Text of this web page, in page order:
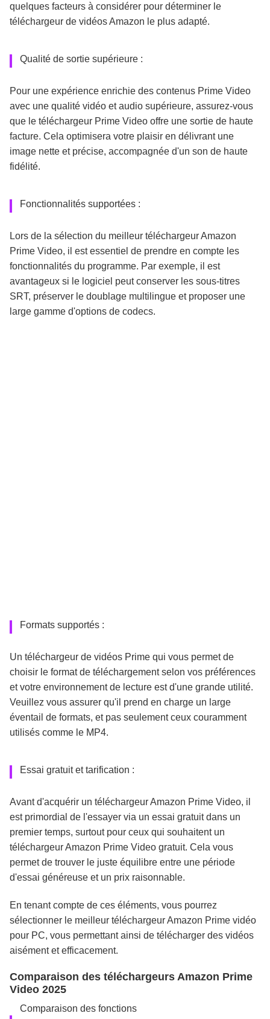
quelques facteurs à considérer pour déterminer le
téléchargeur de vidéos Amazon le plus adapté.
Qualité de sortie supérieure :
Pour une expérience enrichie des contenus Prime Video
avec une qualité vidéo et audio supérieure, assurez-vous
que le téléchargeur Prime Video offre une sortie de haute
facture. Cela optimisera votre plaisir en délivrant une
image nette et précise, accompagnée d'un son de haute
fidélité.
Fonctionnalités supportées :
Lors de la sélection du meilleur téléchargeur Amazon
Prime Video, il est essentiel de prendre en compte les
fonctionnalités du programme. Par exemple, il est
avantageux si le logiciel peut conserver les sous-titres
SRT, préserver le doublage multilingue et proposer une
large gamme d'options de codecs.
Formats supportés :
Un téléchargeur de vidéos Prime qui vous permet de
choisir le format de téléchargement selon vos préférences
et votre environnement de lecture est d'une grande utilité.
Veuillez vous assurer qu'il prend en charge un large
éventail de formats, et pas seulement ceux couramment
utilisés comme le MP4.
Essai gratuit et tarification :
Avant d'acquérir un téléchargeur Amazon Prime Video, il
est primordial de l'essayer via un essai gratuit dans un
premier temps, surtout pour ceux qui souhaitent un
téléchargeur Amazon Prime Video gratuit. Cela vous
permet de trouver le juste équilibre entre une période
d'essai généreuse et un prix raisonnable.
En tenant compte de ces éléments, vous pourrez
sélectionner le meilleur téléchargeur Amazon Prime vidéo
pour PC, vous permettant ainsi de télécharger des vidéos
aisément et efficacement.
Comparaison des téléchargeurs Amazon Prime
Video 2025
Comparaison des fonctions